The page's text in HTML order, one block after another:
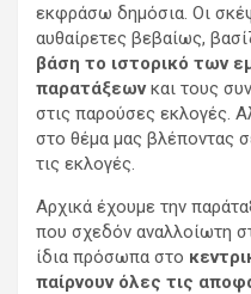
εκφράσω δημόσια. Οι
αυθαίρετες βεβαίως,
βάση το ιστορικό των
παρατάξεωνκαι τους
στις παρούσες εκλογές.
στο θέμα μας βλέποντας
τις εκλογές.
Αρχικά έχουμε την
που σχεδόν αναλλοίωτη
ίδια πρόσωπα στο
παίρνουν όλες τις